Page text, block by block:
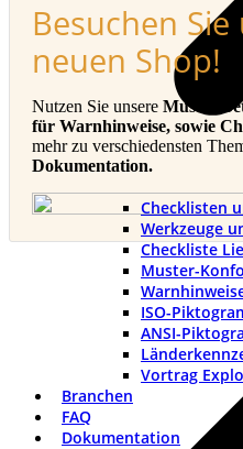
Checklisten
Werkzeuge
Checkliste
Muster-
ISO-
ANSI-
Vortrag
Branchen
FAQ
Dokumentation
Besuchen
neuen Shop!
Nutzen Sie unsere Muster-
für Warnhinweise, sowie
mehr zu verschiedensten
Dokumentation.